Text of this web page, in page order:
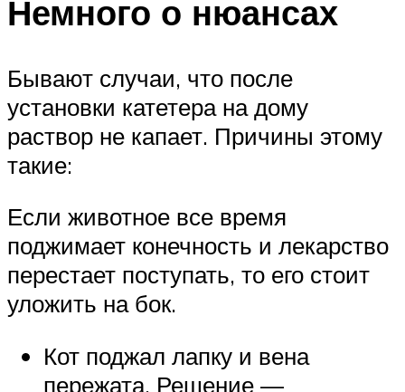
Немного о нюансах
Бывают случаи, что после
установки катетера на дому
раствор не капает. Причины этому
такие:
Если животное все время
поджимает конечность и лекарство
перестает поступать, то его стоит
уложить на бок.
Кот поджал лапку и вена
пережата. Решение —